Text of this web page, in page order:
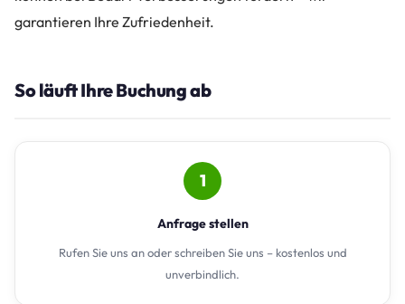
garantieren Ihre Zufriedenheit.
So läuft Ihre Buchung ab
1
Anfrage stellen
Rufen Sie uns an oder schreiben Sie uns – kostenlos und
unverbindlich.